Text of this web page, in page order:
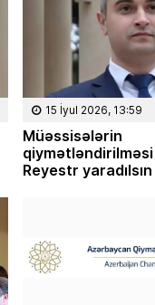
15 İyul 2026, 13:59
Müəssisələrin
Reyestr yaradılsın